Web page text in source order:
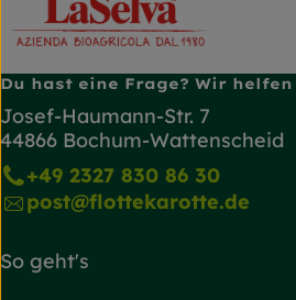
Du hast eine Frage? Wir
Josef-Haumann-Str. 7
44866 Bochum-Wattenscheid
+49 2327 830 86 30
post@flottekarotte.de
So geht's